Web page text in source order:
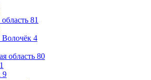
81
4
область 80
9